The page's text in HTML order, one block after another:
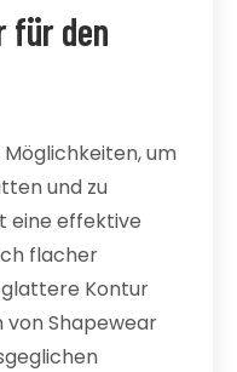
für den
um
und zu
eine effektive
flacher
Kontur
von Shapewear